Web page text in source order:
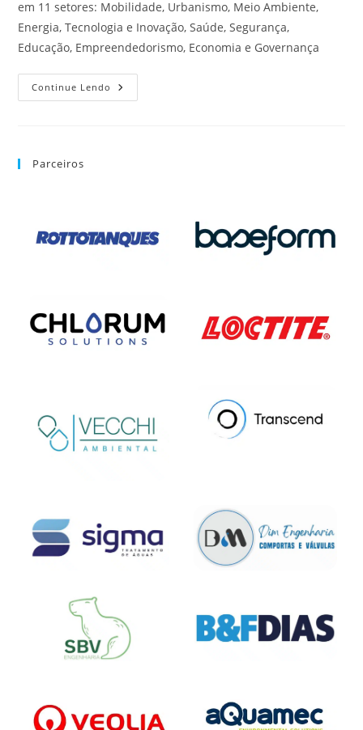
em 11 setores: Mobilidade, Urbanismo, Meio Ambiente,
Energia, Tecnologia e Inovação, Saúde, Segurança,
Educação, Empreendedorismo, Economia e Governança
Continue Lendo
Parceiros